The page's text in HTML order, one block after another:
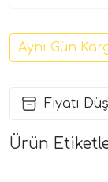
Aynı Gün
Fiyatı
Ürün